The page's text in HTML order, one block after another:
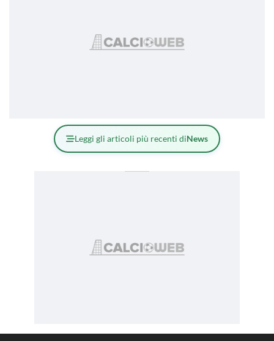
Leggi gli articoli più recenti diNews